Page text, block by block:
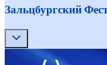
Зальцбургский